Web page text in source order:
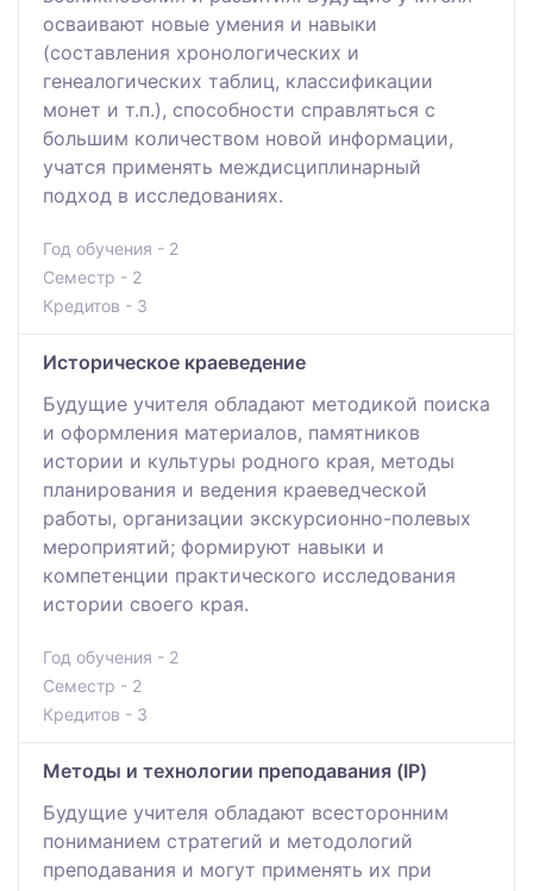
осваивают новые умения и навыки
(составления хронологических и
генеалогических таблиц, классификации
монет и т.п.), способности справляться с
большим количеством новой информации,
учатся применять междисциплинарный
подход в исследованиях.
Год обучения - 2
Семестр - 2
Кредитов - 3
Историческое краеведение
Будущие учителя обладают методикой поиска
и оформления материалов, памятников
истории и культуры родного края, методы
планирования и ведения краеведческой
работы, организации экскурсионно-полевых
мероприятий; формируют навыки и
компетенции практического исследования
истории своего края.
Год обучения - 2
Семестр - 2
Кредитов - 3
Методы и технологии преподавания (IP)
Будущие учителя обладают всесторонним
пониманием стратегий и методологий
преподавания и могут применять их при